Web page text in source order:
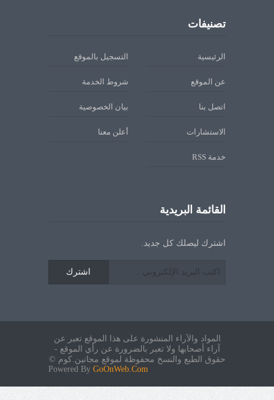
تصنيفات
الرئيسية التسجيل بالموقع
عن الموقع شروط الخدمة
اتصل بنا بيان الخصوصية
الاستشارات أعلن معنا
خدمة RSS
القائمة البريدية
اشترك ليصلك كل جديد.
اشترك
المواد والآراء المنشورة على هذا الموقع تعبر عن
آراء أصحابها ولا تعبر بالضرورة عن رأي الموقع -
حقوق الطبع والنسخ محفوظة لموقع مجانين.كوم ©
Powered By GoOnWeb.Com